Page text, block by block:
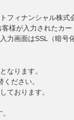
フィナンシャル株式
様が入力されたカ
力画面はSSL（暗号
なります。
ださい。
ております。